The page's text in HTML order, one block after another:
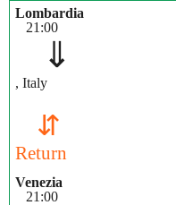
Lombardia
21:00
⇓
, Italy
⇵
Return
Venezia
21:00